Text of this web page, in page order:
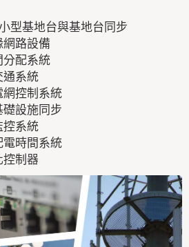
型基地台與基地台同步
網路設備
分配系統
通系統
網控制系統
設施同步
控系統
電時間系統
控制器